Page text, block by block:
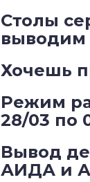
Столы
выводим
Хочешь
Режим
28/03 по
Вывод
АИДА и